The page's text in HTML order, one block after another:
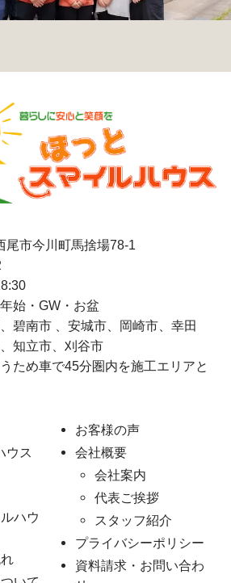
尾市今川町馬捨場78-1
始・GW・お盆
碧南市 、安城市、岡崎市、幸田
知立市、刈谷市
ため車で45分圏内を施工エリアと
ウス
ハウ
お客様の声
会社概要
会社案内
代表ご挨拶
スタッフ紹介
プライバシーポリシー
資料請求・お問い合わ